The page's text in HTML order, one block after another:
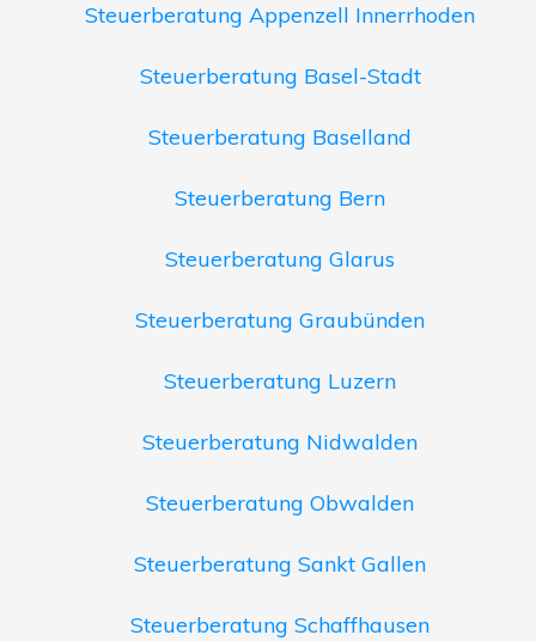
Steuerberatung Appenzell Innerrhoden
Steuerberatung Basel-Stadt
Steuerberatung Baselland
Steuerberatung Bern
Steuerberatung Glarus
Steuerberatung Graubünden
Steuerberatung Luzern
Steuerberatung Nidwalden
Steuerberatung Obwalden
Steuerberatung Sankt Gallen
Steuerberatung Schaffhausen